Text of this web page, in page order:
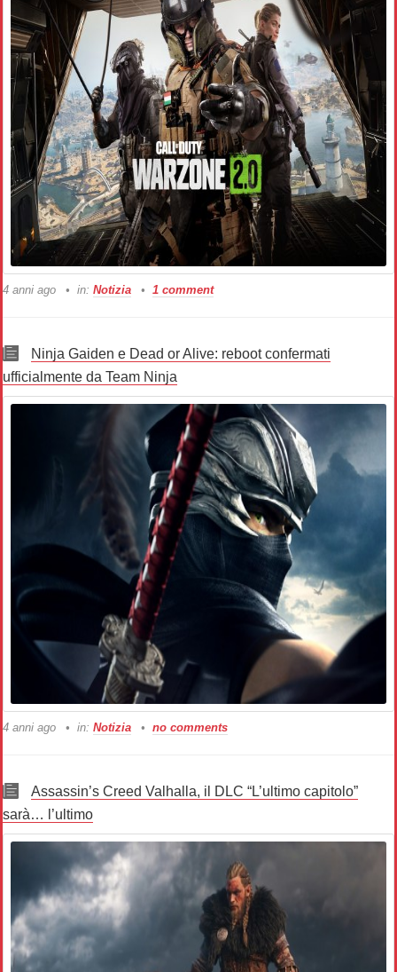
4 anni ago in: Notizia 1 comment
Ninja Gaiden e Dead or Alive: reboot confermati
ufficialmente da Team Ninja
4 anni ago in: Notizia no comments
Assassin’s Creed Valhalla, il DLC “L’ultimo capitolo”
sarà… l’ultimo